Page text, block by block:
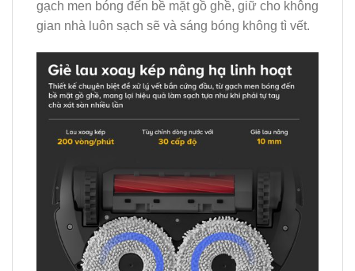
gạch men bóng đến bề mặt gồ ghề, giữ cho không
gian nhà luôn sạch sẽ và sáng bóng không tì vết.